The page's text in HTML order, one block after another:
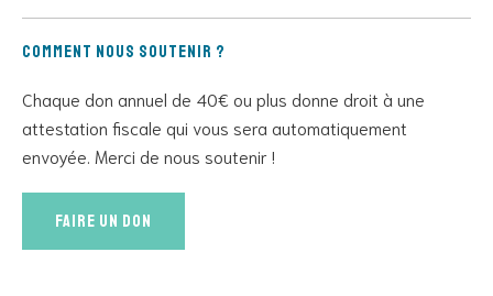
Comment nous soutenir ?
Chaque don annuel de 40€ ou plus donne droit à une
attestation fiscale qui vous sera automatiquement
envoyée. Merci de nous soutenir !
Faire un don